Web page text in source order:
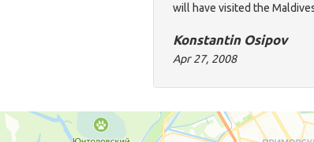
will have visited the
Konstantin Osipov
Apr 27, 2008